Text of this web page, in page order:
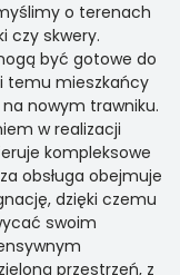
o terenach
czy skwery.
być gotowe do
temu mieszkańcy
nowym trawniku.
w realizacji
kompleksowe
obsługa obejmuje
dzięki czemu
swoim
przestrzeń, z